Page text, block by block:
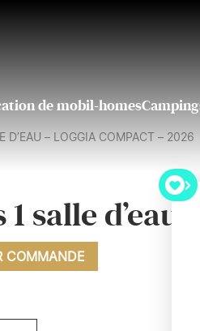
de mobil-homes
D’EAU – LOGGIA COMPACT – 2026
d’eau –
COMMANDE